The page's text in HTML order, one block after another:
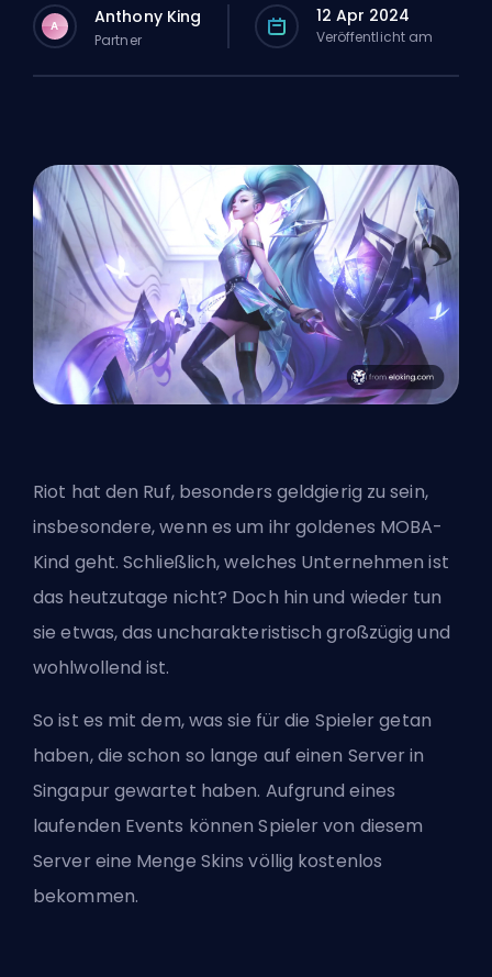
A Anthony King
Partner
12 Apr 2024
Veröffentlicht am
Riot hat den Ruf, besonders geldgierig zu sein,
insbesondere, wenn es um ihr goldenes MOBA-
Kind geht. Schließlich, welches Unternehmen ist
das heutzutage nicht? Doch hin und wieder tun
sie etwas, das uncharakteristisch großzügig und
wohlwollend ist.
So ist es mit dem, was sie für die Spieler getan
haben, die schon so lange auf einen Server in
Singapur gewartet haben. Aufgrund eines
laufenden Events können Spieler von diesem
Server eine Menge Skins völlig kostenlos
bekommen.